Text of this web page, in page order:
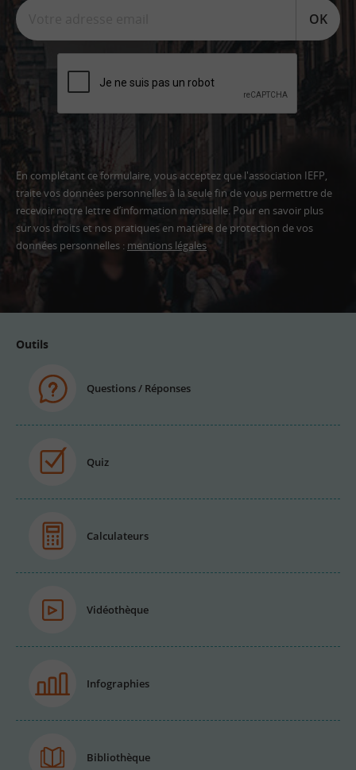
OK
En complétant ce formulaire, vous acceptez que l'association IEFP,
traite vos données personnelles à la seule fin de vous permettre de
recevoir notre lettre d’information mensuelle. Pour en savoir plus
sur vos droits et nos pratiques en matière de protection de vos
données personnelles : mentions légales
Outils
Questions / Réponses
Quiz
Calculateurs
Vidéothèque
Infographies
Bibliothèque